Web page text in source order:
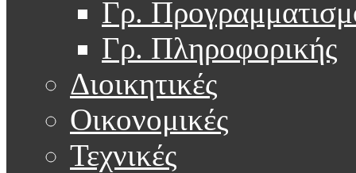
Γρ.
Γρ. Πληροφορικής
Διοικητικές
Οικονομικές
Τεχνικές